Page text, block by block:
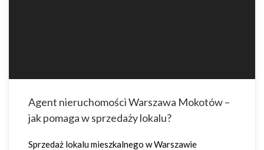
Agent nieruchomości Warszawa Mokotów –
jak pomaga w sprzedaży lokalu?
Sprzedaż lokalu mieszkalnego w Warszawie